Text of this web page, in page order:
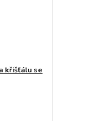
křišťálu se